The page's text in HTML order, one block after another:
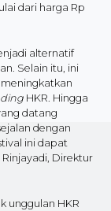
dari harga Rp
alternatif
Selain itu, ini
HKR. Hingga
datang
dengan
ini dapat
Direktur
unggulan HKR